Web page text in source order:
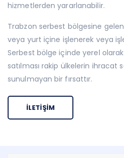
hizmetlerden yararlanabilir.
Trabzon serbest bölgesine
veya yurt içine işlenerek veya
Serbest bölge içinde yerel
satılması rakip ülkelerin ihracat
sunulmayan bir fırsattır.
İLETIŞIM